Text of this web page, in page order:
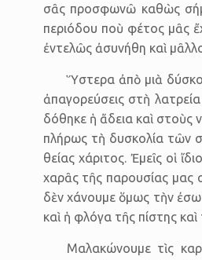
σᾶς προσφωνῶ καθὼς
περιόδου ποὺ φέτος μᾶς
ἐντελῶς ἀσυνήθη καὶ
Ὕστερα ἀπὸ μιὰ
ἀπαγορεύσεις στὴ
δόθηκε ἡ ἄδεια καὶ στοὺς
πλήρως τὴ δυσκολία τῶν
θείας χάριτος. Ἐμεῖς οἱ
χαρᾶς τῆς παρουσίας μας
δὲν χάνουμε ὅμως τὴν
καὶ ἡ φλόγα τῆς πίστης
Μαλακώνουμε τὶς